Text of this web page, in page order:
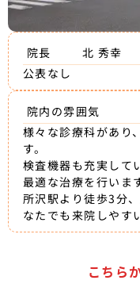
院長
北 秀幸
公表なし
院内の雰囲気
様々な診療科があり
す。
検査機器も充実して
最適な治療を行います
所沢駅より徒歩3分
なたでも来院しやす
こちら